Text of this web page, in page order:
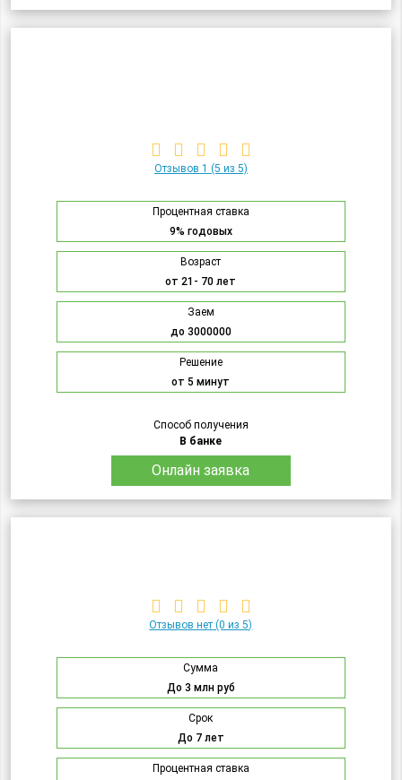
Отзывов 1 (5 из 5)
Процентная ставка
9% годовых
Возраст
от 21- 70 лет
Заем
до 3000000
Решение
от 5 минут
Способ получения
В банке
Онлайн заявка
Отзывов нет (0 из 5)
Сумма
До 3 млн руб
Срок
До 7 лет
Процентная ставка